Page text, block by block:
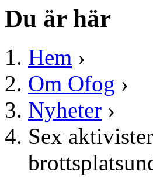
Du är här
Hem ›
Om Ofog ›
Nyheter ›
Sex